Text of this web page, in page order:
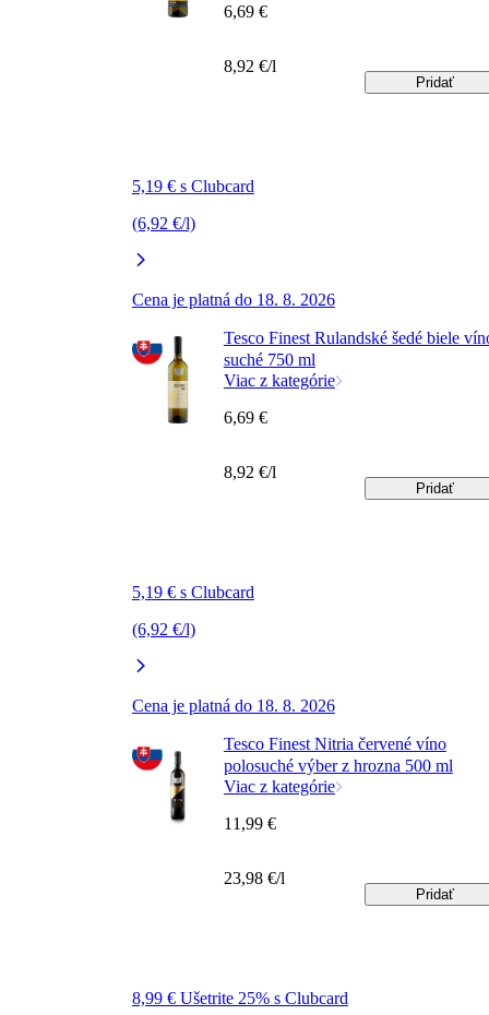
5,19 € s Clubcard
(6,92 €/l)
Cena je platná do 18. 8. 2026
6,69 €
8,92 €/l
Pridať
Tesco Finest Rulandské šedé biele
suché 750 ml
Viac z kategórie
5,19 € s Clubcard
(6,92 €/l)
Cena je platná do 18. 8. 2026
6,69 €
8,92 €/l
Pridať
Tesco Finest Nitria červené víno
polosuché výber z hrozna 500 ml
Viac z kategórie
8,99 € Ušetrite 25% s Clubcard
11,99 €
23,98 €/l
Pridať